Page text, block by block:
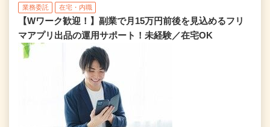
業務委託 在宅・内職
【Wワーク歓迎！】副業で月15万円前後を見込めるフリ
マアプリ出品の運用サポート！未経験／在宅OK